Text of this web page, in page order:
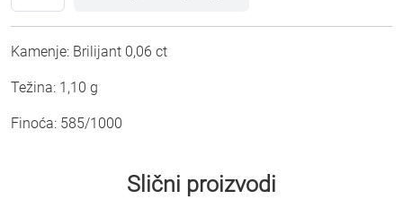
Kamenje: Brilijant 0,06 ct
Težina: 1,10 g
Finoća: 585/1000
Slični proizvodi